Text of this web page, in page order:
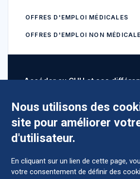
OFFRES D'EMPLOI MÉDICALES
OFFRES D'EMPLOI NON
Accéder au CHU et ses
Comment préparer mon
Nous utilisons des
site pour améliorer
d'utilisateur.
En cliquant sur un lien de cette page,
votre consentement de définir des